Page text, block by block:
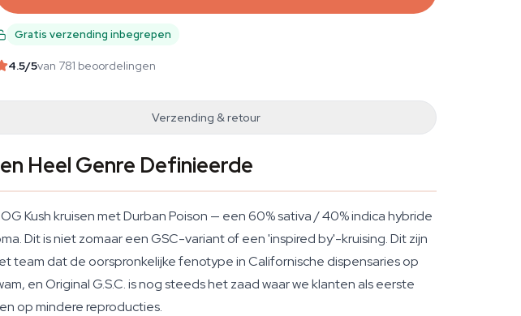
Gratis verzending inbegrepen
4.5/5van 781 beoordelingen
Verzending & retour
Heel Genre Definieerde
Kush kruisen met Durban Poison — een 60% sativa / 40% indica hybride
Dit is niet zomaar een GSC-variant of een 'inspired by'-kruising. Dit zijn
dat de oorspronkelijke fenotype in Californische dispensaries op
en Original G.S.C. is nog steeds het zaad waar we klanten als eerste
op mindere reproducties.